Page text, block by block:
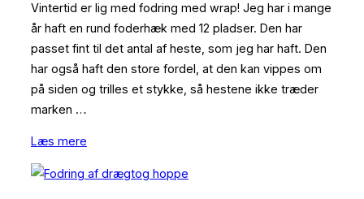
Vintertid er lig med fodring med wrap! Jeg har i mange
år haft en rund foderhæk med 12 pladser. Den har
passet fint til det antal af heste, som jeg har haft. Den
har også haft den store fordel, at den kan vippes om
på siden og trilles et stykke, så hestene ikke træder
marken …
Læs mere
wrap”